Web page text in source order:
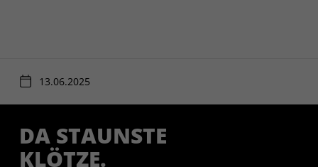
13.06.2025
DA STAUNSTE
KLÖTZE.